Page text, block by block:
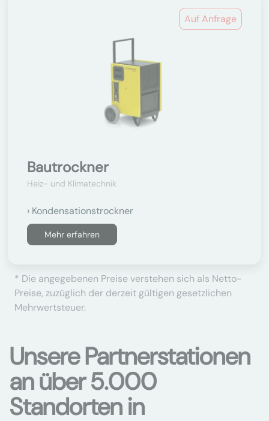
Auf Anfrage
Bautrockner
Heiz- und Klimatechnik
Kondensationstrockner
Mehr erfahren
* Die angegebenen Preise verstehen sich als Netto-
Preise, zuzüglich der derzeit gültigen gesetzlichen
Mehrwertsteuer.
Unsere Partnerstationen
an über 5.000
Standorten in